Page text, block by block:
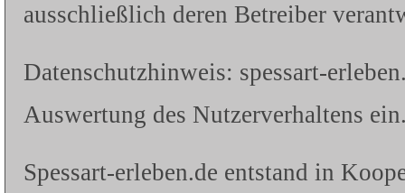
ausschließlich deren Betreiber
Datenschutzhinweis: spessart-
Auswertung des Nutzerverhaltens
Spessart-erleben.de entstand in